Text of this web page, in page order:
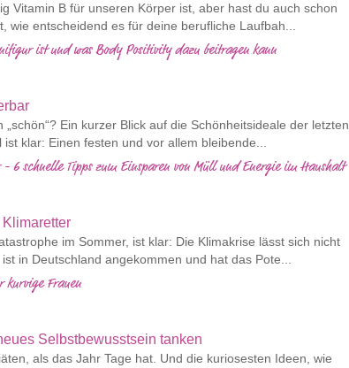
Vitamin B für unseren Körper ist, aber hast du auch schon
wie entscheidend es für deine berufliche Laufbah...
ist und was Body Positivity dazu beitragen kann
Ein kurzer Blick auf die Schönheitsideale der letzten
klar: Einen festen und vor allem bleibende...
6 schnelle Tipps zum Einsparen von Müll und Energie im Haushalt
im Sommer, ist klar: Die Klimakrise lässt sich nicht
in Deutschland angekommen und hat das Pote...
kurvige Frauen
als das Jahr Tage hat. Und die kuriosesten Ideen, wie